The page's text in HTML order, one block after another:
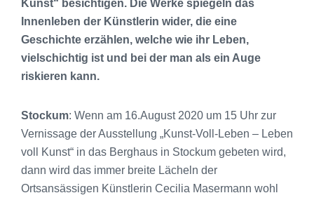
Kunst“ besichtigen. Die Werke spiegeln das
Innenleben der Künstlerin wider, die eine
Geschichte erzählen, welche wie ihr Leben,
vielschichtig ist und bei der man als ein Auge
riskieren kann.
Stockum: Wenn am 16.August 2020 um 15 Uhr zur
Vernissage der Ausstellung „Kunst-Voll-Leben – Leben
voll Kunst“ in das Berghaus in Stockum gebeten wird,
dann wird das immer breite Lächeln der
Ortsansässigen Künstlerin Cecilia Masermann wohl